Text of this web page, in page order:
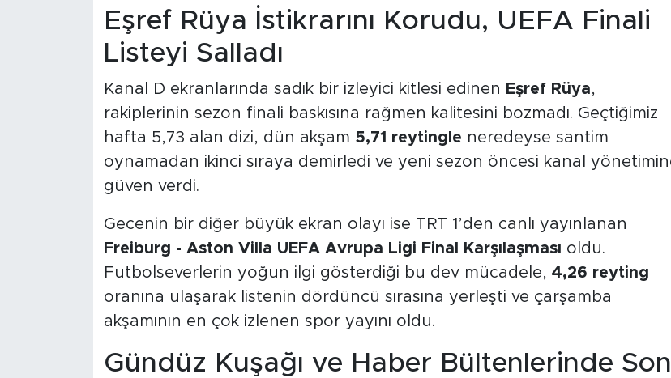
Eşref Rüya İstikrarını Korudu, UEFA Finali
Listeyi Salladı
Kanal D ekranlarında sadık bir izleyici kitlesi edinen Eşref Rüya,
rakiplerinin sezon finali baskısına rağmen kalitesini bozmadı. Geçtiğimiz
hafta 5,73 alan dizi, dün akşam 5,71 reytingle neredeyse santim
oynamadan ikinci sıraya demirledi ve yeni sezon öncesi kanal
güven verdi.
Gecenin bir diğer büyük ekran olayı ise TRT 1’den canlı yayınlanan
Freiburg - Aston Villa UEFA Avrupa Ligi Final Karşılaşması oldu.
Futbolseverlerin yoğun ilgi gösterdiği bu dev mücadele, 4,26 reyting
oranına ulaşarak listenin dördüncü sırasına yerleşti ve çarşamba
akşamının en çok izlenen spor yayını oldu.
Gündüz Kuşağı ve Haber Bültenlerinde Son